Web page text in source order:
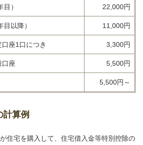
） 22,000円
以降） 11,000円
座1口につき 3,300円
口座 5,500円
5,500円～
計算例
住宅を購入して、住宅借入金等特別控除の